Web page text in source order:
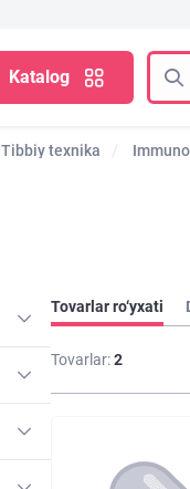
Katalog
Tibbiy texnika
Tovarlar ro‘yxati
Tovarlar:2